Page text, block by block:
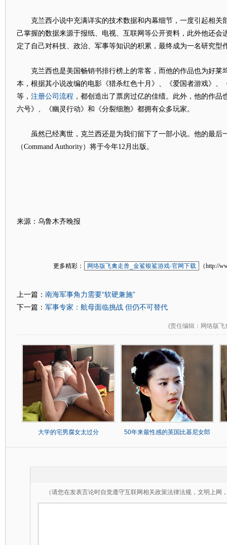
克兰西小说中充满详实的技术数据和内幕细节，一度引起相关
己掌握的数据来源于报纸、电视、互联网等公开资料，此外他还会
定了自己对科技、政治、军事等知识的积累，最终成为一名研究型
克兰西也是美国畅销书排行榜上的常客，而他的作品也为好莱
本，根据其小说改编的电影《猎杀红色十月》、《爱国者游戏》、
等， 注册公司流程 ，都创造出了票房过亿的佳绩。此外，他的作品
六号》、《幽灵行动》和《分裂细胞》都拥有众多玩家。
虽然已经离世，克兰西还是为我们留下了一部小说。他的最后
（Command Authority）将于今年12月出版。
来源：乌鲁木齐晚报
更多精彩： 网络版飞禽走兽_金鲨银鲨游戏-官网下载 （http://
上一篇： 南海军事角力需要“软硬兼施”
下一篇： 军事专家：航母面临挑战 但仍不可替代
(责任编辑 ：网络版
大学的宅男腐女太过分 50年来最性感的英国比基尼女郎
（请您在发表言论时自觉遵守互联网相关政策法律法规，文明上网